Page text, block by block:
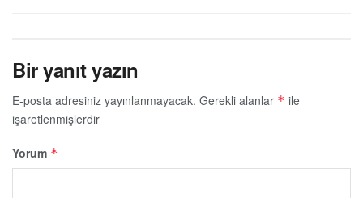
Bir yanıt yazın
E-posta adresiniz yayınlanmayacak. Gerekli alanlar * ile
işaretlenmişlerdir
Yorum *